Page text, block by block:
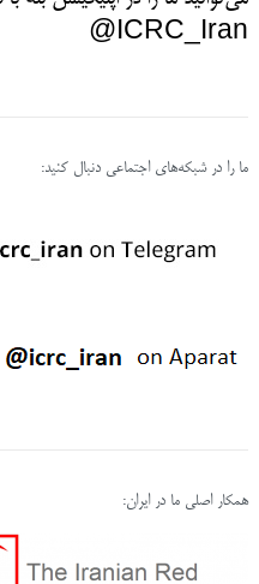
ICRC_Iran@
ما را در شبکه‌های اجتماعی دنبال کنید:
همکار اصلی ما در ایران: